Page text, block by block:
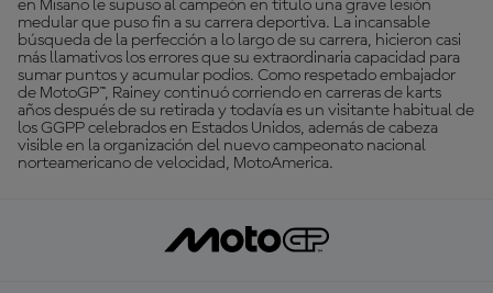
en Misano le supuso al campeón en título una grave lesión
medular que puso fin a su carrera deportiva. La incansable
búsqueda de la perfección a lo largo de su carrera, hicieron casi
más llamativos los errores que su extraordinaria capacidad para
sumar puntos y acumular podios. Como respetado embajador
de MotoGP™, Rainey continuó corriendo en carreras de karts
años después de su retirada y todavía es un visitante habitual de
los GGPP celebrados en Estados Unidos, además de cabeza
visible en la organización del nuevo campeonato nacional
norteamericano de velocidad, MotoAmerica.